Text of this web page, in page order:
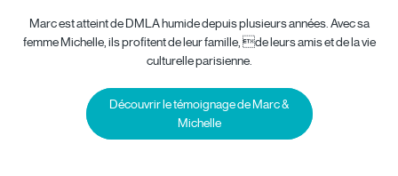
Marc est atteint de DMLA humide depuis plusieurs années. Avec sa
femme Michelle, ils profitent de leur famille, de leurs amis et de la vie
culturelle parisienne.
Découvrir le témoignage de Marc &
Michelle